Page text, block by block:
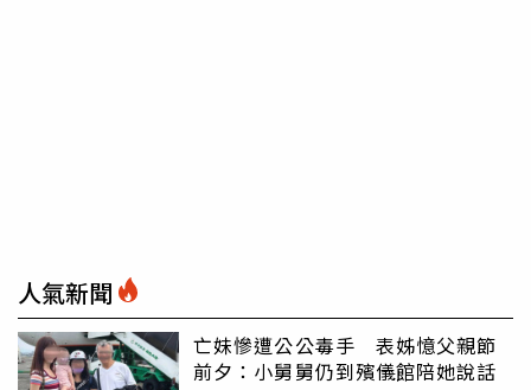
人氣新聞
亡妹慘遭公公毒手 表姊憶父親節
前夕：小舅舅仍到殯儀館陪她說話